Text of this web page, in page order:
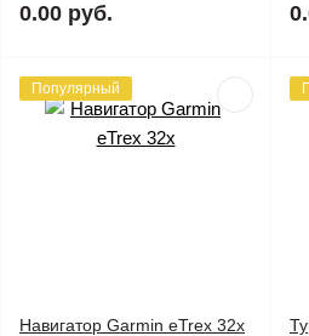
0.00 руб.
Популярный
Навигатор Garmin eTrex 32х